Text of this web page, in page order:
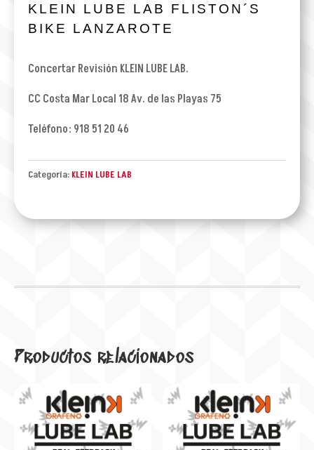
KLEIN LUBE LAB FLISTON´S
BIKE LANZAROTE
Concertar Revisión KLEIN LUBE LAB.
CC Costa Mar Local 18 Av. de las Playas 75
Teléfono: 918 51 20 46
Categoría: KLEIN LUBE LAB
Productos relacionados